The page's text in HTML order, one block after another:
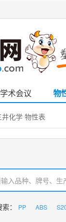
学术会议 物
井化学 物性表
： PP ABS